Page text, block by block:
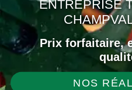
ENTREPRISE
Prix forfaitaire,
NOS